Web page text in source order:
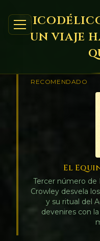
un viaje
RECOMENDADO
El
Tercer número de
Crowley desvela
y su ritual del
devenires con